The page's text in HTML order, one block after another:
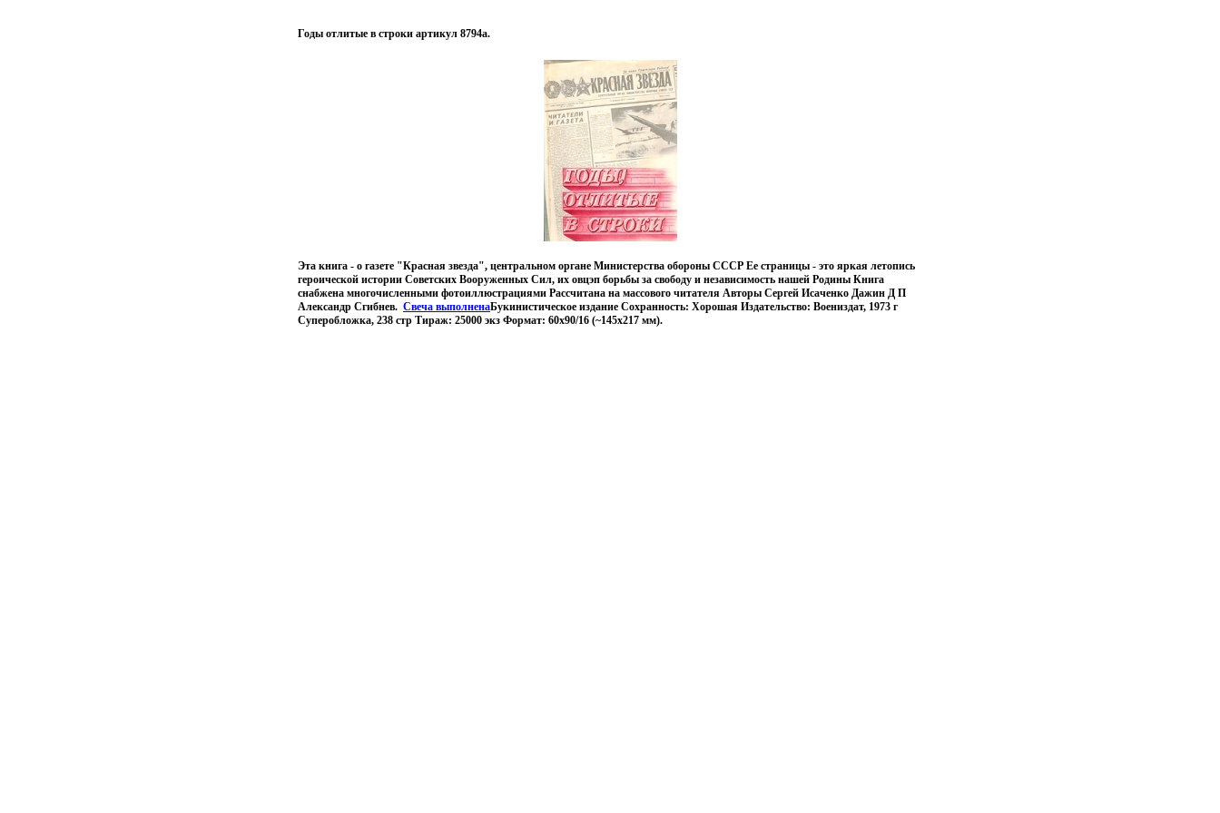
Годы отлитые в строки артикул 8794a.
Эта книга - о газете "Красная звезда", центральном органе Министерства обороны СССР Ее страницы - это яркая летопись
героической истории Советских Вооруженных Сил, их овцэп борьбы за свободу и независимость нашей Родины Книга
снабжена многочисленными фотоиллюстрациями Рассчитана на массового читателя Авторы Сергей Исаченко Дажин Д П
Александр Сгибнев. Свеча выполненаБукинистическое издание Сохранность: Хорошая Издательство: Воениздат, 1973 г
Суперобложка, 238 стр Тираж: 25000 экз Формат: 60x90/16 (~145х217 мм).